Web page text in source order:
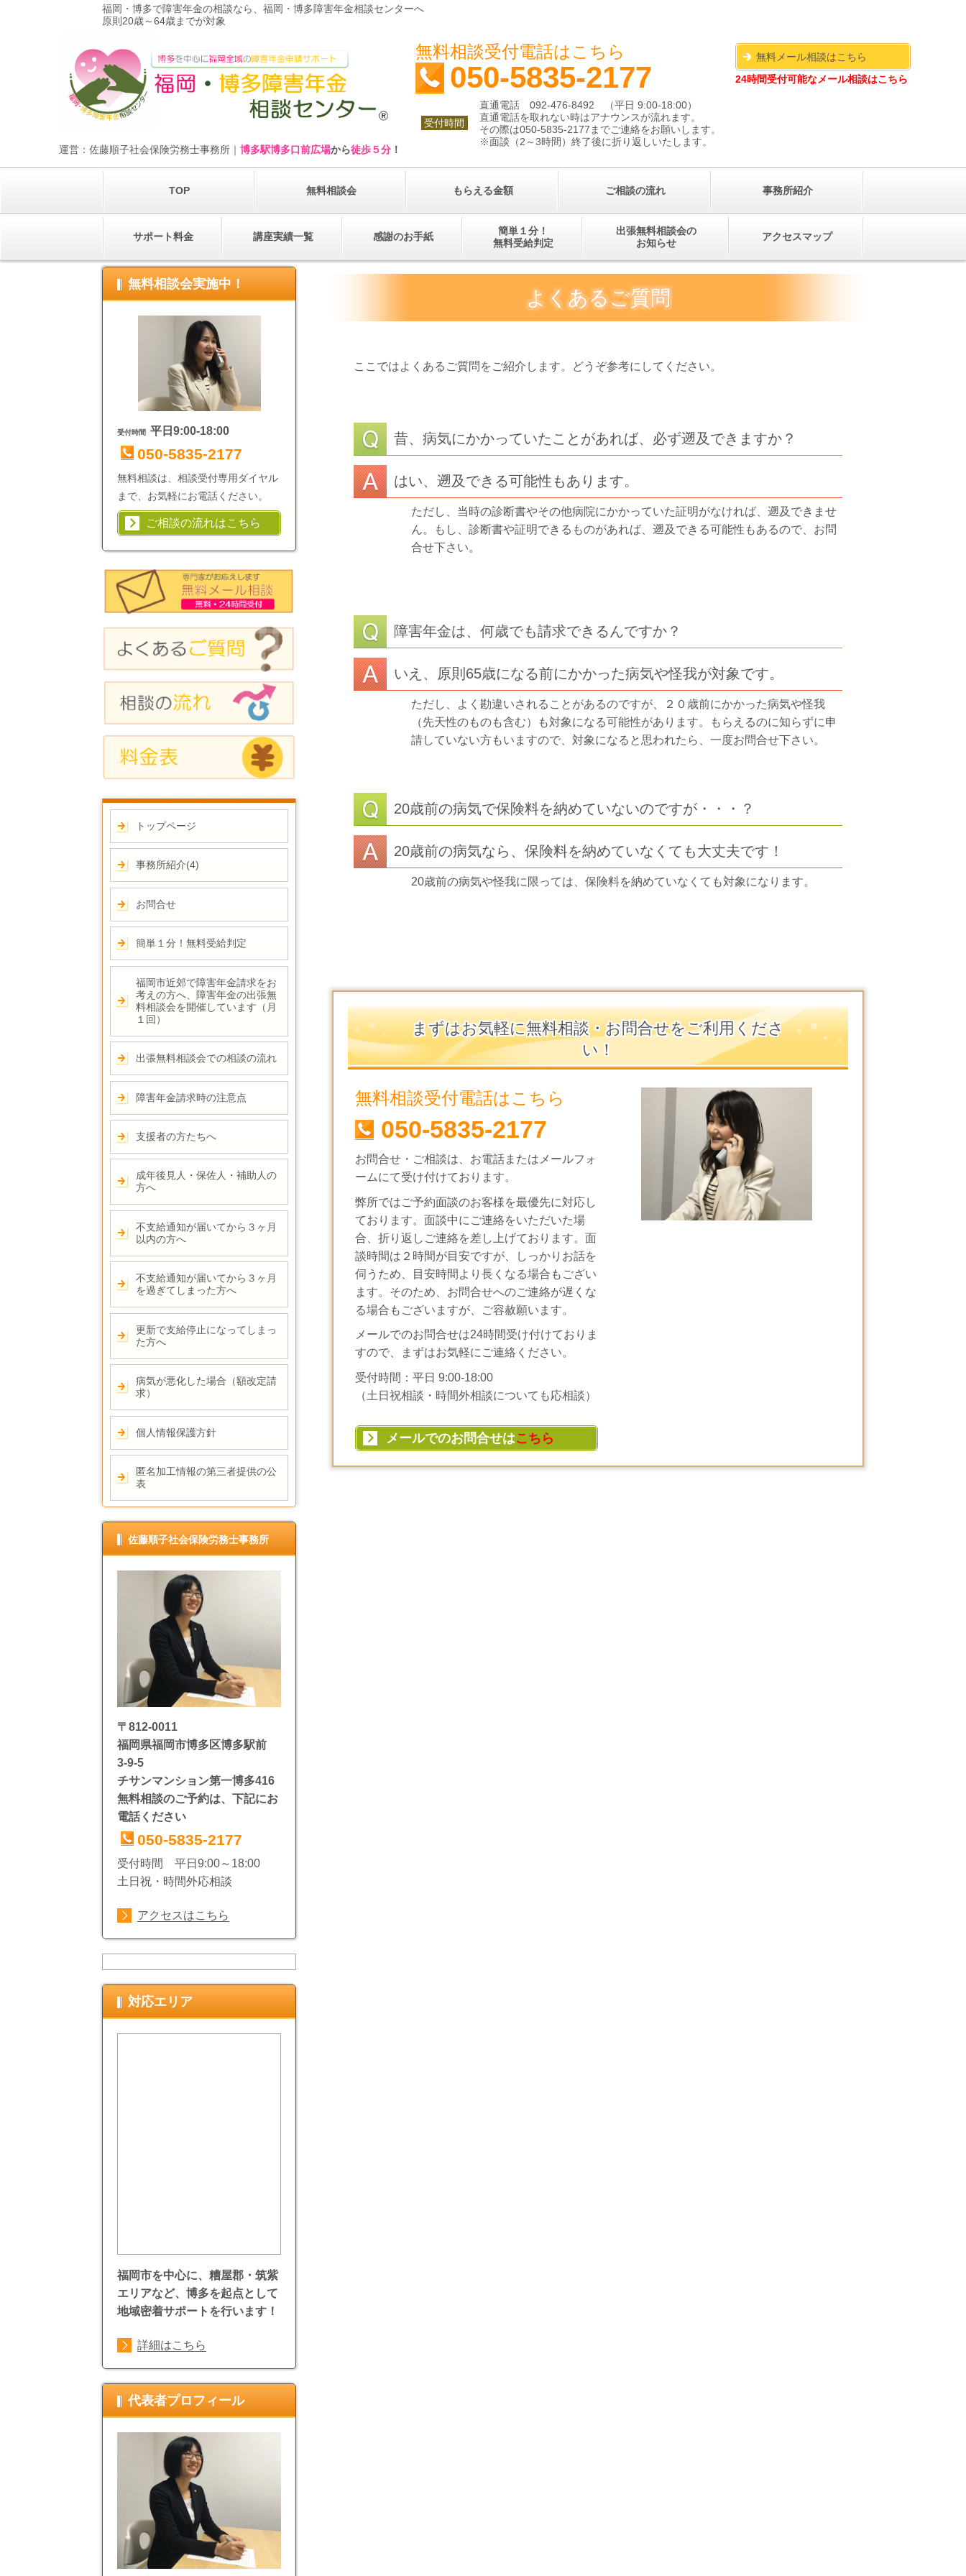
福岡・博多で障害年金の相談なら、福岡・博多障害年金相談センターへ
原則20歳～64歳までが対象
運営：佐藤順子社会保険労務士事務所｜ 博多駅博多口前広場から徒歩５分！
無料相談受付電話はこちら
050-5835-2177
受付時間
直通電話 092-476-8492 （平日 9:00-18:00）
直通電話を取れない時はアナウンスが流れます。
その際は050-5835-2177までご連絡をお願いします。
※面談（2～3時間）終了後に折り返しいたします。
無料メール相談はこちら
24時間受付可能なメール相談はこちら
TOP 無料相談会 もらえる金額 ご相談の流れ 事務所紹介
サポート料金 講座実績一覧 感謝のお手紙
簡単１分！
無料受給判定
出張無料相談会の
お知らせ
アクセスマップ
よくあるご質問
ここではよくあるご質問をご紹介します。どうぞ参考にしてください。
昔、病気にかかっていたことがあれば、必ず遡及できますか？
はい、遡及できる可能性もあります。
ただし、当時の診断書やその他病院にかかっていた証明がなければ、遡及できませ
ん。もし、診断書や証明できるものがあれば、遡及できる可能性もあるので、お問
合せ下さい。
障害年金は、何歳でも請求できるんですか？
いえ、原則65歳になる前にかかった病気や怪我が対象です。
ただし、よく勘違いされることがあるのですが、２０歳前にかかった病気や怪我
（先天性のものも含む）も対象になる可能性があります。もらえるのに知らずに申
請していない方もいますので、対象になると思われたら、一度お問合せ下さい。
20歳前の病気で保険料を納めていないのですが・・・？
20歳前の病気なら、保険料を納めていなくても大丈夫です！
20歳前の病気や怪我に限っては、保険料を納めていなくても対象になります。
まずはお気軽に無料相談・お問合せをご利用くださ
い！
無料相談受付電話はこちら
050-5835-2177
お問合せ・ご相談は、お電話またはメールフォ
ームにて受け付けております。
弊所ではご予約面談のお客様を最優先に対応し
ております。面談中にご連絡をいただいた場
合、折り返しご連絡を差し上げております。面
談時間は２時間が目安ですが、しっかりお話を
伺うため、目安時間より長くなる場合もござい
ます。そのため、お問合せへのご連絡が遅くな
る場合もございますが、ご容赦願います。
メールでのお問合せは24時間受け付けておりま
すので、まずはお気軽にご連絡ください。
受付時間：平日 9:00-18:00
（土日祝相談・時間外相談についても応相談）
メールでのお問合せはこちら
無料相談会実施中！
受付時間 平日9:00-18:00
050-5835-2177
無料相談は、相談受付専用ダイヤル
まで、お気軽にお電話ください。
ご相談の流れはこちら
トップページ
事務所紹介(4)
お問合せ
簡単１分！無料受給判定
福岡市近郊で障害年金請求をお
考えの方へ、障害年金の出張無
料相談会を開催しています（月
１回）
出張無料相談会での相談の流れ
障害年金請求時の注意点
支援者の方たちへ
成年後見人・保佐人・補助人の
方へ
不支給通知が届いてから３ヶ月
以内の方へ
不支給通知が届いてから３ヶ月
を過ぎてしまった方へ
更新で支給停止になってしまっ
た方へ
病気が悪化した場合（額改定請
求）
個人情報保護方針
匿名加工情報の第三者提供の公
表
佐藤順子社会保険労務士事務所
〒812-0011
福岡県福岡市博多区博多駅前
3-9-5
チサンマンション第一博多416
無料相談のご予約は、下記にお
電話ください
050-5835-2177
受付時間 平日9:00～18:00
土日祝・時間外応相談
アクセスはこちら
対応エリア
福岡市を中心に、糟屋郡・筑紫
エリアなど、博多を起点として
地域密着サポートを行います！
詳細はこちら
代表者プロフィール